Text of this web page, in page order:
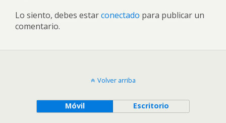
Lo siento, debes estarconectado para publicar un
comentario.
Volver arriba
Móvil Escritorio